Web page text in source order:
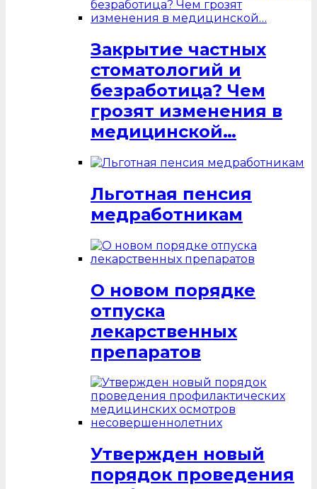
Закрытие частных
стоматологий и
безработица? Чем
грозят изменения в
медицинской…
Льготная пенсия
медработникам
О новом порядке
отпуска
лекарственных
препаратов
Утвержден новый
порядок проведения